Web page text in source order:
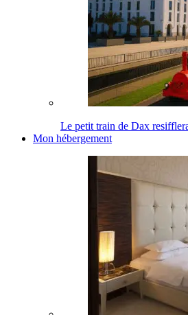
Le petit train de Dax
Mon hébergement